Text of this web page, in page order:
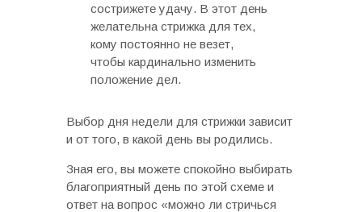
сострижете удачу. В этот день
желательна стрижка для тех,
кому постоянно не везет,
чтобы кардинально изменить
положение дел.
Выбор дня недели для стрижки зависит
и от того, в какой день вы родились.
Зная его, вы можете спокойно выбирать
благоприятный день по этой схеме и
ответ на вопрос «можно ли стричься